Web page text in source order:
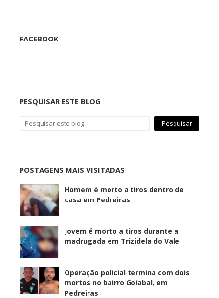
FACEBOOK
PESQUISAR ESTE BLOG
POSTAGENS MAIS VISITADAS
Homem é morto a tiros dentro de
casa em Pedreiras
Jovem é morto a tiros durante a
madrugada em Trizidela do Vale
Operação policial termina com dois
mortos no bairro Goiabal, em
Pedreiras